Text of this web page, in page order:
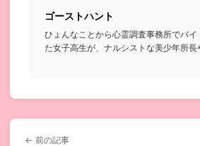
ゴーストハント
ひょんなことから心霊調査事務所でバイ
た女子高生が、ナルシストな美少年所
← 前の記事